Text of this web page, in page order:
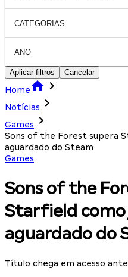
CATEGORIAS
ANO
Aplicar filtros Cancelar
Home
Notícias
Games
Sons of the Forest supera
aguardado do Steam
Games
Sons of the
Starfield como
aguardado do
Título chega em acesso